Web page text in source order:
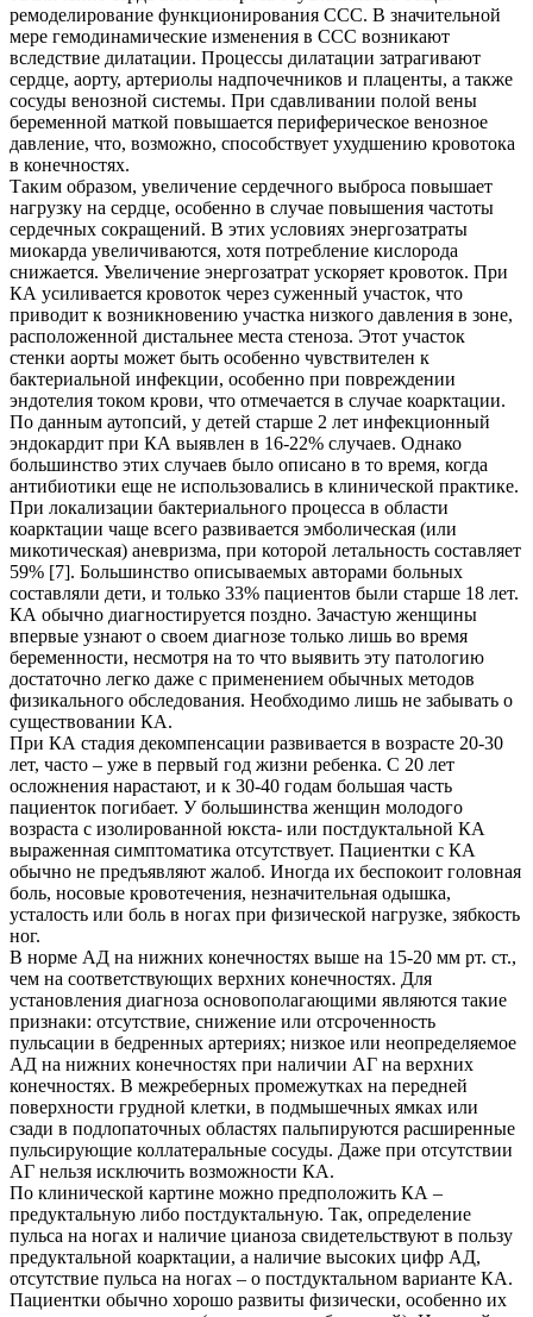
ремоделирование функционирования ССС. В значительной
мере гемодинамические изменения в ССС возникают
вследствие дилатации. Процессы дилатации затрагивают
сердце, аорту, артериолы надпочечников и плаценты, а также
сосуды венозной системы. При сдавливании полой вены
беременной маткой повышается периферическое венозное
давление, что, возможно, способствует ухудшению кровотока
в конечностях.
Таким образом, увеличение сердечного выброса повышает
нагрузку на сердце, особенно в случае повышения частоты
сердечных сокращений. В этих условиях энергозатраты
миокарда увеличиваются, хотя потребление кислорода
снижается. Увеличение энергозатрат ускоряет кровоток. При
КА усиливается кровоток через суженный участок, что
приводит к возникновению участка низкого давления в зоне,
расположенной дистальнее места стеноза. Этот участок
стенки аорты может быть особенно чувствителен к
бактериальной инфекции, особенно при повреждении
эндотелия током крови, что отмечается в случае коарктации.
По данным аутопсий, у детей старше 2 лет инфекционный
эндокардит при КА выявлен в 16-22% случаев. Однако
большинство этих случаев было описано в то время, когда
антибиотики еще не использовались в клинической практике.
При локализации бактериального процесса в области
коарктации чаще всего развивается эмболическая (или
микотическая) аневризма, при которой летальность составляет
59% [7]. Большинство описываемых авторами больных
составляли дети, и только 33% пациентов были старше 18 лет.
КА обычно диагностируется поздно. Зачастую женщины
впервые узнают о своем диагнозе только лишь во время
беременности, несмотря на то что выявить эту патологию
достаточно легко даже с применением обычных методов
физикального обследования. Необходимо лишь не забывать о
существовании КА.
При КА стадия декомпенсации развивается в возрасте 20-30
лет, часто – уже в первый год жизни ребенка. С 20 лет
осложнения нарастают, и к 30-40 годам большая часть
пациенток погибает. У большинства женщин молодого
возраста с изолированной юкста- или постдуктальной КА
выраженная симптоматика отсутствует. Пациентки с КА
обычно не предъявляют жалоб. Иногда их беспокоит головная
боль, носовые кровотечения, незначительная одышка,
усталость или боль в ногах при физической нагрузке, зябкость
ног.
В норме АД на нижних конечностях выше на 15-20 мм рт. ст.,
чем на соответствующих верхних конечностях. Для
установления диагноза основополагающими являются такие
признаки: отсутствие, снижение или отсроченность
пульсации в бедренных артериях; низкое или неопределяемое
АД на нижних конечностях при наличии АГ на верхних
конечностях. В межреберных промежутках на передней
поверхности грудной клетки, в подмышечных ямках или
сзади в подлопаточных областях пальпируются расширенные
пульсирующие коллатеральные сосуды. Даже при отсутствии
АГ нельзя исключить возможности КА.
По клинической картине можно предположить КА –
предуктальную либо постдуктальную. Так, определение
пульса на ногах и наличие цианоза свидетельствуют в пользу
предуктальной коарктации, а наличие высоких цифр АД,
отсутствие пульса на ногах – о постдуктальном варианте КА.
Пациентки обычно хорошо развиты физически, особенно их